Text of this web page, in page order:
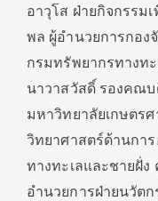
อาวุโส ฝ่ายกิจกรร
พล ผู้อำนวยการกอง
กรมทรัพยากรทางท
นาวาสวัสดิ์ รองคณ
มหาวิทยาลัยเกษตร
วิทยาศาสตร์ด้านกา
ทางทะเลและชาย
อำนวยการฝ่ายนวัต